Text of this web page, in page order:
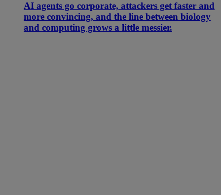
AI agents go corporate, attackers get faster and
more convincing, and the line between biology
and computing grows a little messier.